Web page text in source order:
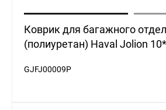
Коврик для багажного
(полиуретан) Haval Jolion
GJFJ00009P